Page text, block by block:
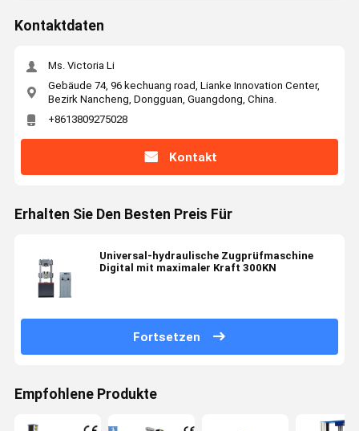
Kontaktdaten
Ms. Victoria Li
Gebäude 74, 96 kechuang road, Lianke Innovation Center,
Bezirk Nancheng, Dongguan, Guangdong, China.
+8613809275028
Kontakt
Erhalten Sie Den Besten Preis Für
Universal-hydraulische Zugprüfmaschine
Digital mit maximaler Kraft 300KN
Fortsetzen
Empfohlene Produkte